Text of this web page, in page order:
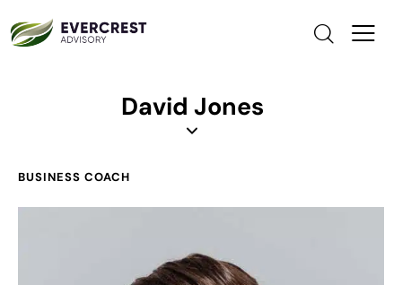
David Jones
BUSINESS COACH